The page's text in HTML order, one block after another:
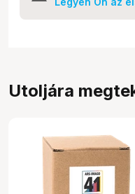
Utoljára